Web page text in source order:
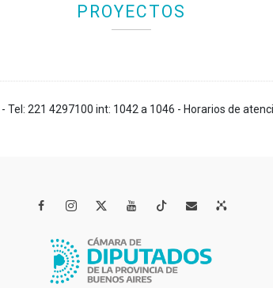
PROYECTOS
- Tel: 221 4297100 int: 1042 a 1046 - Horarios de
   